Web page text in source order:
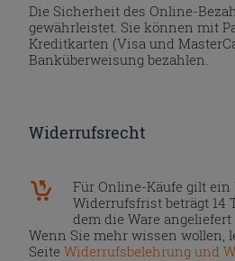
Die Sicherheit des Online-
gewährleistet. Sie können mit
Kreditkarten (Visa und
Banküberweisung bezahlen.
Widerrufsrecht
Für Online-Käufe gilt ein
Widerrufsfrist beträgt 14
dem die Ware angeliefert
Wenn Sie mehr wissen wollen,
SeiteWiderrufsbelehrung und